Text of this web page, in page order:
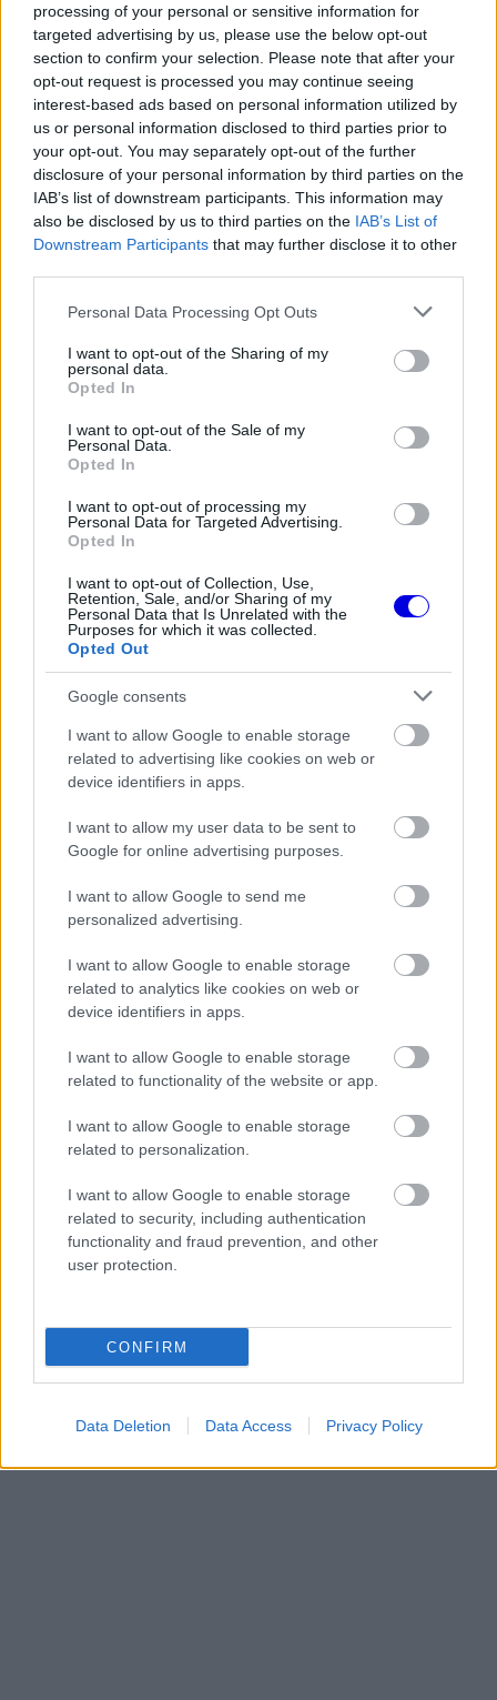
processing of your personal or sensitive information for
targeted advertising by us, please use the below opt-out
section to confirm your selection. Please note that after your
opt-out request is processed you may continue seeing
interest-based ads based on personal information utilized by
us or personal information disclosed to third parties prior to
your opt-out. You may separately opt-out of the further
disclosure of your personal information by third parties on the
IAB’s list of downstream participants. This information may
also be disclosed by us to third parties on the IAB’s List of
Downstream Participants that may further disclose it to other
Please note that this website/app uses one or more Google
not limited to your visit or usage behaviour. You may click to
grant or deny consent to Google and its third-party tags to
use your data for below specified purposes in below Google
consent section.
Personal Data Processing Opt Outs
I want to opt-out of the Sharing of my
personal data.
Opted In
I want to opt-out of the Sale of my
Personal Data.
Opted In
I want to opt-out of processing my
Personal Data for Targeted Advertising.
Opted In
I want to opt-out of Collection, Use,
Retention, Sale, and/or Sharing of my
Personal Data that Is Unrelated with the
Purposes for which it was collected.
Opted Out
Google consents
I want to allow Google to enable storage
related to advertising like cookies on web or
device identifiers in apps.
I want to allow my user data to be sent to
Google for online advertising purposes.
I want to allow Google to send me
personalized advertising.
I want to allow Google to enable storage
related to analytics like cookies on web or
device identifiers in apps.
I want to allow Google to enable storage
related to functionality of the website or app.
I want to allow Google to enable storage
related to personalization.
I want to allow Google to enable storage
related to security, including authentication
functionality and fraud prevention, and other
user protection.
CONFIRM
Data Deletion Data Access Privacy Policy
a McLaren is egyedi külsővel rukkolt elő az
ezredik Forma–1-es nagydíja alkalmából
Player
loading.
This
is
a
modal
The media could not be loaded, either because
the server or network failed or because the format
igazodik. Fernando Alonso és Lance Stroll
egyaránt a színváltós autóhoz illeszkedő
versenyruházatot kap, a szerelők pedig szintén
egyedi overálokban dolgoznak majd a
bokszutcában.
EZEKET IS AJÁNLJUK
Kikerekedett szemekkel hallgatta
Toto Wolff ajánlatát Antonelli
FORMA-1
Norris és Hamilton között a Magyar
Nagydíj után
FORMA-1
A Honda egészen a téli tesztekig
van